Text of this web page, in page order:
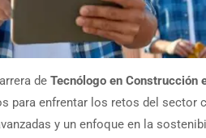
de Tecnólogo en Construcción
para enfrentar los retos del sector
y un enfoque en la